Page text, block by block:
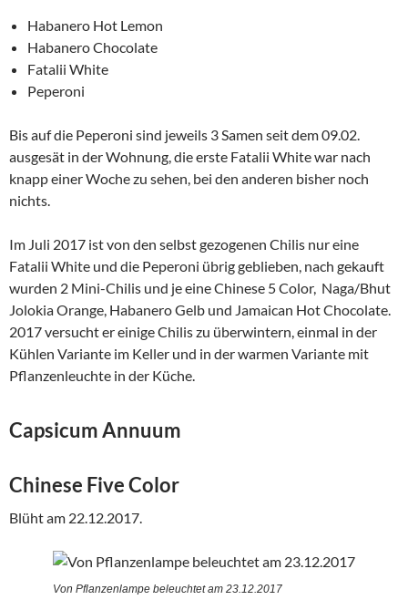
Habanero Hot Lemon
Habanero Chocolate
Fatalii White
Peperoni
Bis auf die Peperoni sind jeweils 3 Samen seit dem 09.02.
ausgesät in der Wohnung, die erste Fatalii White war nach
knapp einer Woche zu sehen, bei den anderen bisher noch
nichts.
Im Juli 2017 ist von den selbst gezogenen Chilis nur eine
Fatalii White und die Peperoni übrig geblieben, nach gekauft
wurden 2 Mini-Chilis und je eine Chinese 5 Color, Naga/Bhut
Jolokia Orange, Habanero Gelb und Jamaican Hot Chocolate.
2017 versucht er einige Chilis zu überwintern, einmal in der
Kühlen Variante im Keller und in der warmen Variante mit
Pflanzenleuchte in der Küche.
Capsicum Annuum
Chinese Five Color
Blüht am 22.12.2017.
Von Pflanzenlampe beleuchtet am 23.12.2017